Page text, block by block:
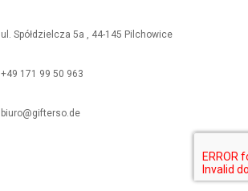
ul. Spółdzielcza 5a , 44-145 Pilchowice
+49 171 99 50 963
biuro@gifterso.de